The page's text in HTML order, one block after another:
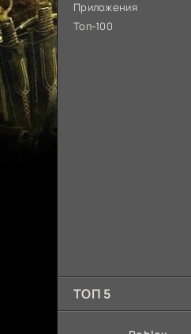
Приложения
Топ-100
ТОП 5